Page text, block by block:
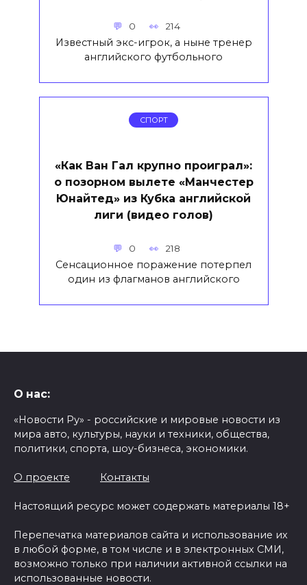
0 214
Известный экс-игрок, а ныне тренер
английского футбольного
СПОРТ
«Как Ван Гал крупно проиграл»:
о позорном вылете «Манчестер
Юнайтед» из Кубка английской
лиги (видео голов)
0 218
Сенсационное поражение потерпел
один из флагманов английского
О нас:
«Новости Ру» - российские и мировые новости из
мира авто, культуры, науки и техники, общества,
политики, спорта, шоу-бизнеса, экономики.
О проекте Контакты
Настоящий ресурс может содержать материалы 18+
Перепечатка материалов сайта и использование их
в любой форме, в том числе и в электронных СМИ,
возможно только при наличии активной ссылки на
использованные новости.